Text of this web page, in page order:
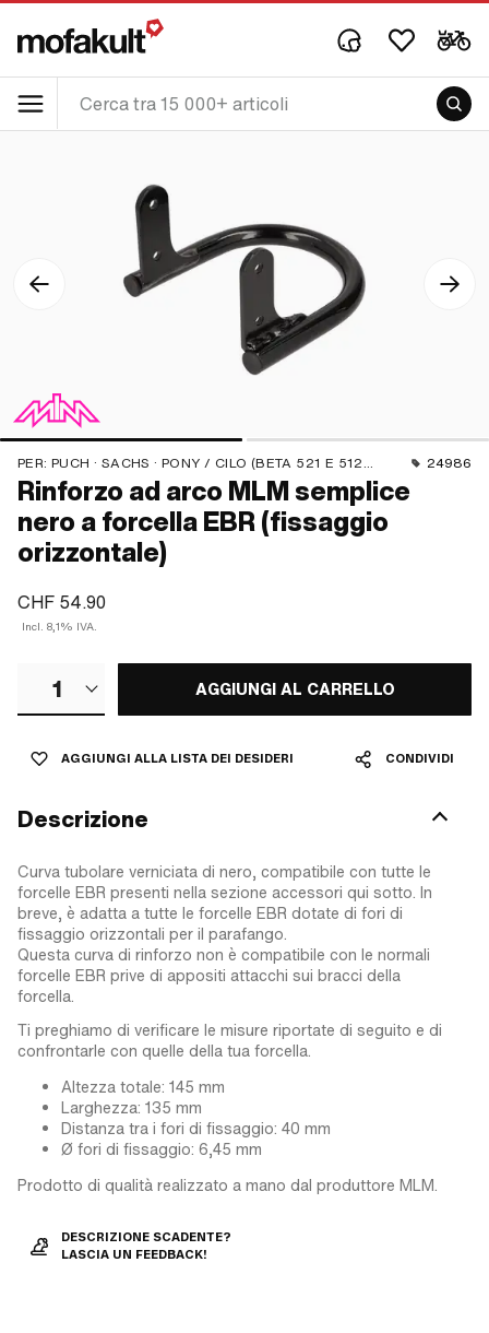
PER: PUCH · SACHS · PONY / CILO (BETA 521 E 512) · TOMOS 24986
Rinforzo ad arco MLM semplice
nero a forcella EBR (fissaggio
orizzontale)
CHF 54.90
Incl. 8,1% IVA.
1 AGGIUNGI AL CARRELLO
AGGIUNGI ALLA LISTA DEI DESIDERI CONDIVIDI
Descrizione
Curva tubolare verniciata di nero, compatibile con tutte le
forcelle EBR presenti nella sezione accessori qui sotto. In
breve, è adatta a tutte le forcelle EBR dotate di fori di
fissaggio orizzontali per il parafango.
Questa curva di rinforzo non è compatibile con le normali
forcelle EBR prive di appositi attacchi sui bracci della
forcella.
Ti preghiamo di verificare le misure riportate di seguito e di
confrontarle con quelle della tua forcella.
Altezza totale: 145 mm
Larghezza: 135 mm
Distanza tra i fori di fissaggio: 40 mm
Ø fori di fissaggio: 6,45 mm
Prodotto di qualità realizzato a mano dal produttore MLM.
DESCRIZIONE SCADENTE?
LASCIA UN FEEDBACK!